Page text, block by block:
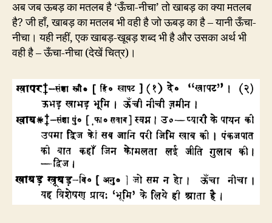
अब जब ऊबड़ का मतलब है ‘ऊँचा-नीचा’ तो खाबड़ का क्या मतलब
है? जी हाँ, खाबड़ का मतलब भी वही है जो ऊबड़ का है – यानी ऊँचा-
नीचा। यही नहीं, एक खाबड़-खूबड़ शब्द भी है और उसका अर्थ भी
वही है – ऊँचा-नीचा (देखें चित्र)।